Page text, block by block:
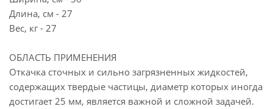
Длина, см - 27
Вес, кг - 27
ОБЛАСТЬ ПРИМЕНЕНИЯ
Откачка сточных и сильно загрязненных жидкостей,
содержащих твердые частицы, диаметр которых иногда
достигает 25 мм, является важной и сложной задачей.